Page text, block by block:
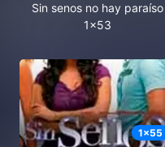
Sin senos no hay paraíso
1x53
1x55